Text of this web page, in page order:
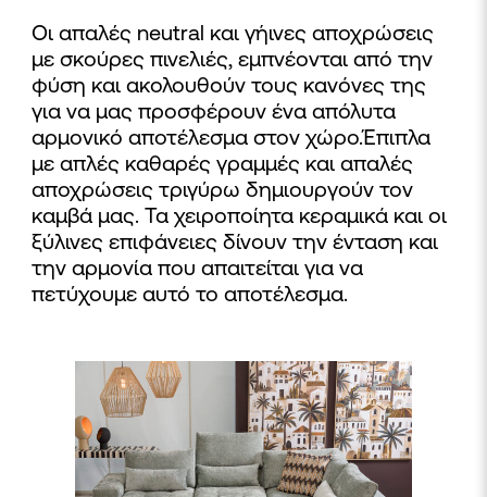
Οι απαλές neutral και γήινες αποχρώσεις
με σκούρες πινελιές, εμπνέονται από την
φύση και ακολουθούν τους κανόνες της
για να μας προσφέρουν ένα απόλυτα
αρμονικό αποτέλεσμα στον χώρο.Έπιπλα
με απλές καθαρές γραμμές και απαλές
αποχρώσεις τριγύρω δημιουργούν τον
καμβά μας. Τα χειροποίητα κεραμικά και οι
ξύλινες επιφάνειες δίνουν την ένταση και
την αρμονία που απαιτείται για να
πετύχουμε αυτό το αποτέλεσμα.